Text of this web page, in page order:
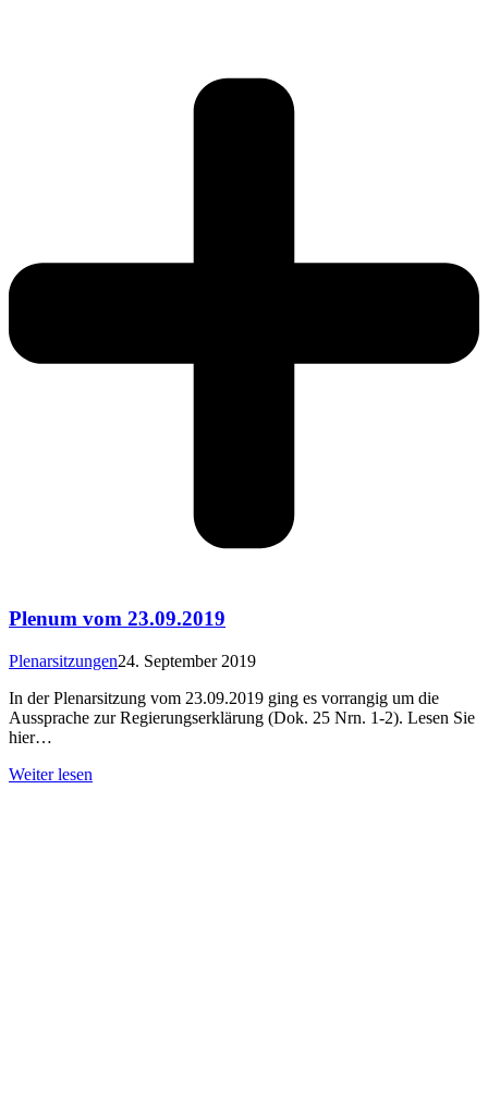
Plenum vom 23.09.2019
Plenarsitzungen24. September 2019
In der Plenarsitzung vom 23.09.2019 ging es vorrangig um die
Aussprache zur Regierungserklärung (Dok. 25 Nrn. 1-2). Lesen Sie
hier…
Weiter lesen